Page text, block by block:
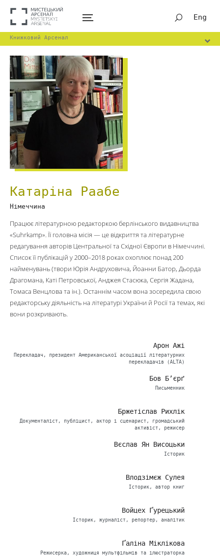
Eng
Книжковий Арсенал
Катаріна Раабе
Німеччина
Працює літературною редакторкою берлінського видавництва
«Suhrkamp». Її головна місія — це відкриття та літературне
редагування авторів Центральної та Східної Європи в Німеччині.
Список її публікацій у 2000–2018 роках охоплює понад 200
найменувань (твори Юрія Андруховича, Йоанни Батор, Дьорда
Драгомана, Каті Петровської, Анджея Стасюка, Сергія Жадана,
Томаса Венцлова та ін.). Останнім часом вона зосередила свою
редакторську діяльність на літературі України й Росії та темах, які
вони розкривають.
Арон Ажі
Перекладач, президент Американської асоціації літературних
перекладачів (ALTA)
Бов Б’єрґ
Письменник
Бржетіслав Рихлік
Документаліст, публіцист, актор і сценарист, громадський
активіст, режисер
Вєслав Ян Висоцьки
Історик
Влодзімєж Сулея
Історик, автор книг
Войцех Ґурецький
Історик, журналіст, репортер, аналітик
Ґаліна Міклікова
Режисерка, художниця мультфільмів та ілюстраторка